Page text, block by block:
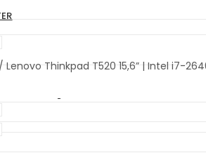
/ Lenovo Thinkpad T520 15,6” | Intel i7-